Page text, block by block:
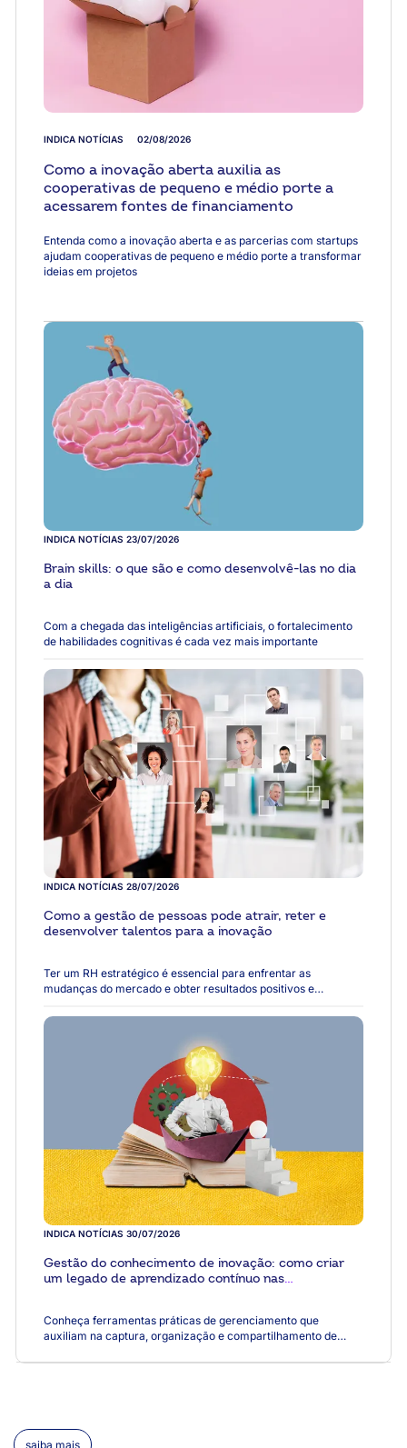
INDICA NOTÍCIAS 02/08/2026
Como a inovação aberta auxilia as
cooperativas de pequeno e médio porte a
acessarem fontes de financiamento
Entenda como a inovação aberta e as parcerias com startups
ajudam cooperativas de pequeno e médio porte a transformar
ideias em projetos
INDICA NOTÍCIAS 23/07/2026
Brain skills: o que são e como desenvolvê-las no dia
a dia
Com a chegada das inteligências artificiais, o fortalecimento
de habilidades cognitivas é cada vez mais importante
INDICA NOTÍCIAS 28/07/2026
Como a gestão de pessoas pode atrair, reter e
desenvolver talentos para a inovação
Ter um RH estratégico é essencial para enfrentar as
mudanças do mercado e obter resultados positivos e
INDICA NOTÍCIAS 30/07/2026
Gestão do conhecimento de inovação: como criar
um legado de aprendizado contínuo nas
Conheça ferramentas práticas de gerenciamento que
auxiliam na captura, organização e compartilhamento de
saiba mais